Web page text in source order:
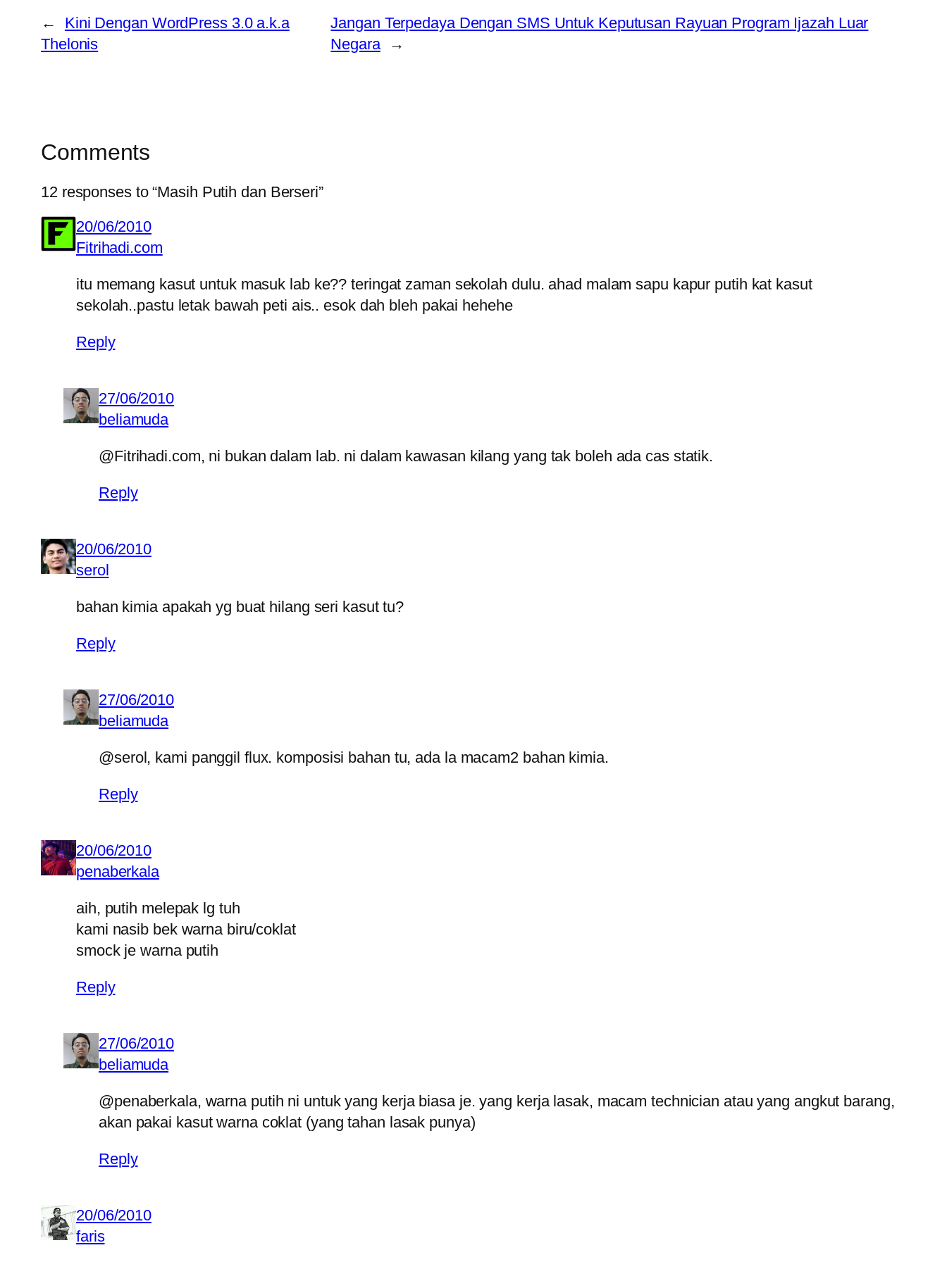
←
Kini Dengan WordPress 3.0 a.k.a
Thelonis
Jangan Terpedaya Dengan SMS Untuk Keputusan Rayuan Program Ijazah Luar
Negara
→
Comments
12 responses to “Masih Putih dan Berseri”
20/06/2010
Fitrihadi.com
itu memang kasut untuk masuk lab ke?? teringat zaman sekolah dulu. ahad malam sapu kapur putih kat kasut
sekolah..pastu letak bawah peti ais.. esok dah bleh pakai hehehe
Reply
27/06/2010
beliamuda
@Fitrihadi.com, ni bukan dalam lab. ni dalam kawasan kilang yang tak boleh ada cas statik.
Reply
20/06/2010
serol
bahan kimia apakah yg buat hilang seri kasut tu?
Reply
27/06/2010
beliamuda
@serol, kami panggil flux. komposisi bahan tu, ada la macam2 bahan kimia.
Reply
20/06/2010
penaberkala
aih, putih melepak lg tuh
kami nasib bek warna biru/coklat
smock je warna putih
Reply
27/06/2010
beliamuda
@penaberkala, warna putih ni untuk yang kerja biasa je. yang kerja lasak, macam technician atau yang angkut barang,
akan pakai kasut warna coklat (yang tahan lasak punya)
Reply
20/06/2010
faris